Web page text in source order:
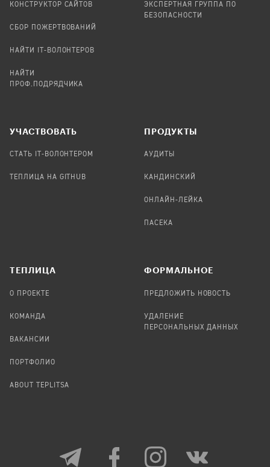
КОНСТРУКТОР САЙТОВ
СБОР ПОЖЕРТВОВАНИЙ
НАЙТИ IT-ВОЛОНТЕРОВ
НАЙТИ
ПРОФ.ПОДРЯДЧИКА
ЭКСПЕРТНАЯ ГРУППА ПО
БЕЗОПАСНОСТИ
УЧАСТВОВАТЬ
СТАТЬ IT-ВОЛОНТЕРОМ
ТЕПЛИЦА НА GITHUB
ПРОДУКТЫ
АУДИТЫ
КАНДИНСКИЙ
ОНЛАЙН-ЛЕЙКА
ПАСЕКА
TЕПЛИЦА
О ПРОЕКТЕ
КОМАНДА
ВАКАНСИИ
ПОРТФОЛИО
ABOUT TEPLITSA
ФОРМАЛЬНОЕ
ПРЕДЛОЖИТЬ НОВОСТЬ
УДАЛЕНИЕ
ПЕРСОНАЛЬНЫХ ДАННЫХ